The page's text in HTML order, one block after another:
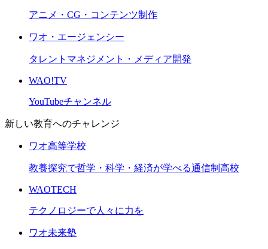
アニメ・CG・コンテンツ制作
ワオ・エージェンシー
タレントマネジメント・メディア開発
WAO!TV
YouTubeチャンネル
新しい教育へのチャレンジ
ワオ高等学校
教養探究で哲学・科学・経済が学べる通信制高校
WAOTECH
テクノロジーで人々に力を
ワオ未来塾